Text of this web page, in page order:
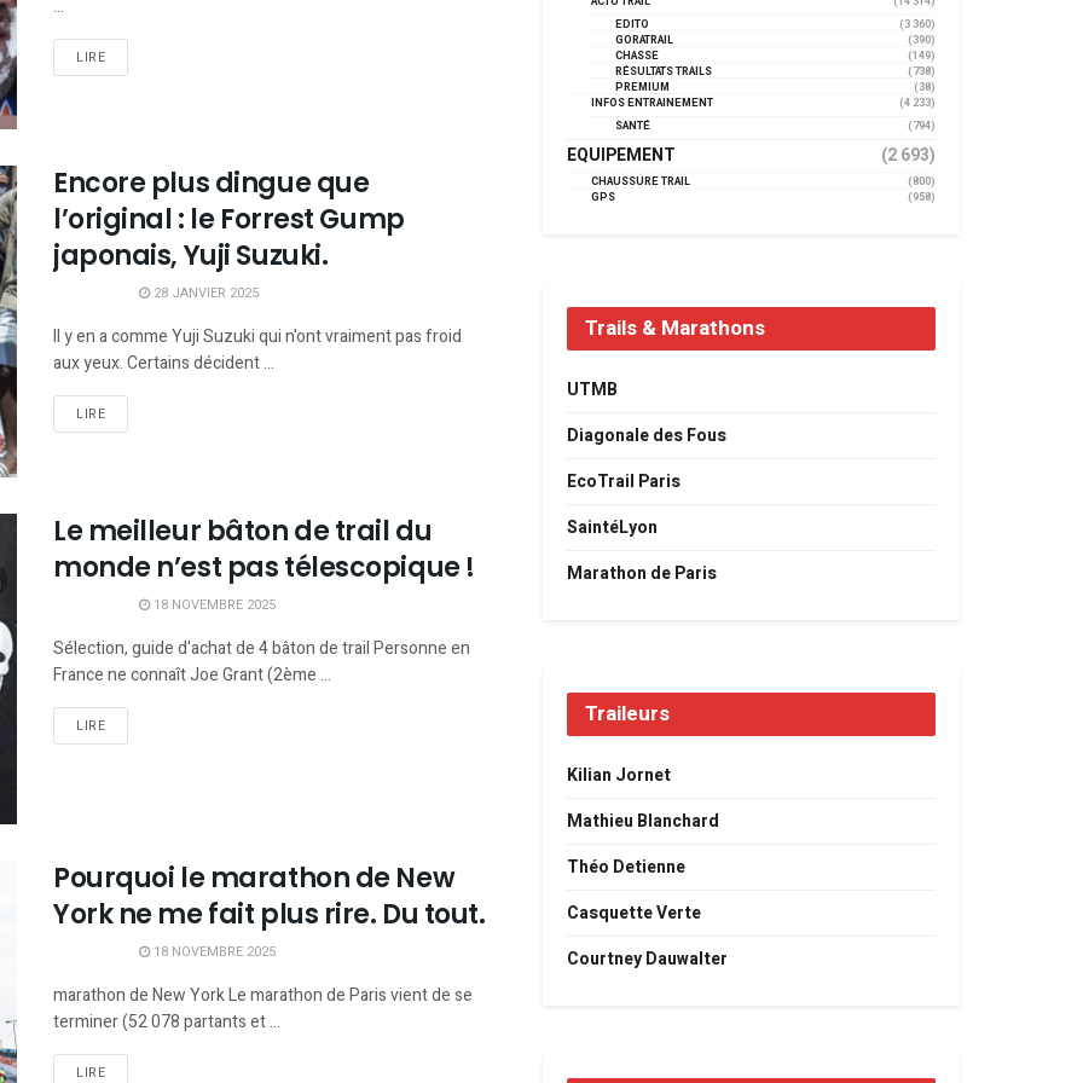
...
LIRE
Encore plus dingue que
l’original : le Forrest Gump
japonais, Yuji Suzuki.
28 JANVIER 2025
Il y en a comme Yuji Suzuki qui n'ont vraiment pas froid
aux yeux. Certains décident ...
LIRE
Le meilleur bâton de trail du
monde n’est pas télescopique !
18 NOVEMBRE 2025
Sélection, guide d'achat de 4 bâton de trail Personne en
France ne connaît Joe Grant (2ème ...
LIRE
Pourquoi le marathon de New
York ne me fait plus rire. Du tout.
18 NOVEMBRE 2025
marathon de New York Le marathon de Paris vient de se
terminer (52 078 partants et ...
LIRE
EDITO
(3 360)
GORATRAIL
(390)
CHASSE
(149)
RÉSULTATS TRAILS
(738)
PREMIUM
(38)
INFOS ENTRAINEMENT
(4 233)
SANTÉ
(794)
EQUIPEMENT (2 693)
CHAUSSURE TRAIL
(800)
GPS
(958)
Trails & Marathons
UTMB
Diagonale des Fous
EcoTrail Paris
SaintéLyon
Marathon de Paris
Traileurs
Kilian Jornet
Mathieu Blanchard
Théo Detienne
Casquette Verte
Courtney Dauwalter